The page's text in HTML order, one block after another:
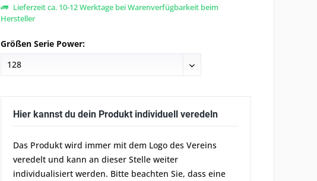
Lieferzeit ca. 10-12 Werktage bei Warenverfügbarkeit beim
Hersteller
Größen Serie Power:
Hier kannst du dein Produkt individuell veredeln
Das Produkt wird immer mit dem Logo des Vereins
veredelt und kann an dieser Stelle weiter
individualisiert werden. Bitte beachten Sie, dass eine